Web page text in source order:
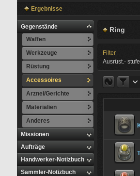
Ergebnisse
Gegenstände
Waffen
Werkzeuge
Rüstung
Accessoires
Arznei/Gerichte
Materialien
Anderes
Missionen
Aufträge
Handwerker-Notizbuch
Sammler-Notizbuch
Ring
Filter
Ausrüst.-